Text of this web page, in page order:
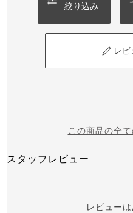
絞り込み
レビ
この商品の全
スタッフレビュー
レビューは